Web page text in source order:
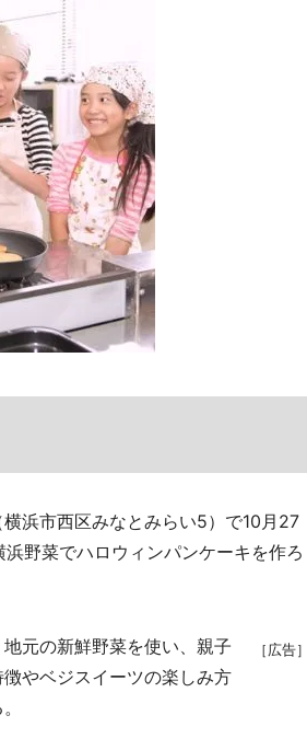
浜市西区みなとみらい5）で10月27
野菜でハロウィンパンケーキを作ろ
［広告］
元の新鮮野菜を使い、親子
やベジスイーツの楽しみ方